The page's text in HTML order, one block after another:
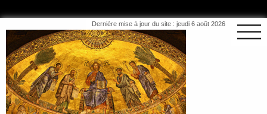
Dernière mise à jour du site : jeudi 6 août 2026